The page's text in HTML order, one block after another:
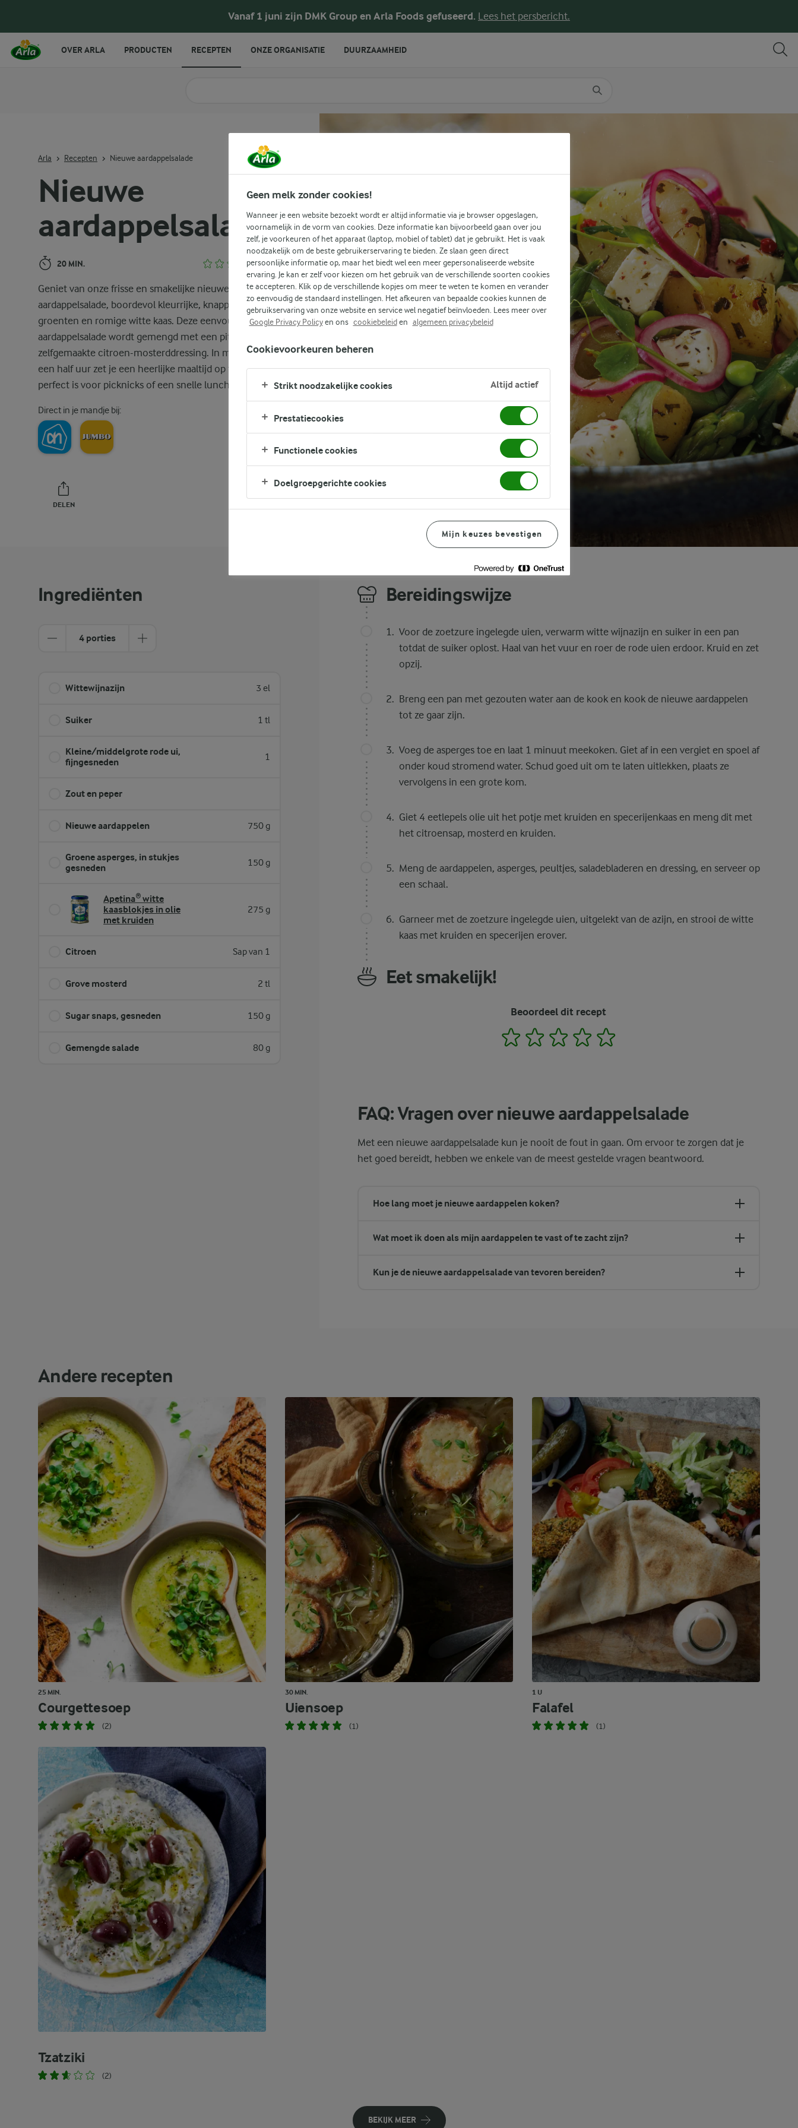
Vanaf 1 juni zijn DMK Group en Arla Foods gefuseerd. Lees het persbericht.
Nieuwe
aardappelsalade
20 MIN. (0)
Geniet van onze frisse en smakelijke nieuwe
aardappelsalade, boordevol kleurrijke, knapperige
groenten en romige witte kaas. Deze eenvoudige
aardappelsalade wordt gemengd met een pittige
zelfgemaakte citroen-mosterddressing. In minder dan
een half uur zet je een heerlijke maaltijd op tafel die
perfect is voor picknicks of een snelle lunch.
Direct in je mandje bij:
DELEN
Arla Recepten Nieuwe aardappelsalade
Ingrediënten
4 porties
Wittewijnazijn 3 el
Suiker 1 tl
Kleine/middelgrote rode ui,
fijngesneden
1
Zout en peper
Nieuwe aardappelen 750 g
Groene asperges, in stukjes
gesneden
150 g
Apetina® witte
kaasblokjes in olie
met kruiden
275 g
Citroen Sap van 1
Grove mosterd 2 tl
Sugar snaps, gesneden 150 g
Gemengde salade 80 g
Bereidingswijze
Voor de zoetzure ingelegde uien, verwarm witte wijnazijn en suiker in een pan
totdat de suiker oplost. Haal van het vuur en roer de rode uien erdoor. Kruid en zet
opzij.
Breng een pan met gezouten water aan de kook en kook de nieuwe aardappelen
tot ze gaar zijn.
Voeg de asperges toe en laat 1 minuut meekoken. Giet af in een vergiet en spoel af
onder koud stromend water. Schud goed uit om te laten uitlekken, plaats ze
vervolgens in een grote kom.
Giet 4 eetlepels olie uit het potje met kruiden en specerijenkaas en meng dit met
het citroensap, mosterd en kruiden.
Meng de aardappelen, asperges, peultjes, saladebladeren en dressing, en serveer op
een schaal.
Garneer met de zoetzure ingelegde uien, uitgelekt van de azijn, en strooi de witte
kaas met kruiden en specerijen erover.
Eet smakelijk!
Beoordeel dit recept
1 2 3 4
FAQ: Vragen over nieuwe aardappelsalade
Met een nieuwe aardappelsalade kun je nooit de fout in gaan. Om ervoor te zorgen dat je
het goed bereidt, hebben we enkele van de meest gestelde vragen beantwoord.
Hoe lang moet je nieuwe aardappelen koken?
Wat moet ik doen als mijn aardappelen te vast of te zacht zijn?
Kun je de nieuwe aardappelsalade van tevoren bereiden?
Andere recepten
25 MIN.
Courgettesoep
(2)
30 MIN.
Uiensoep
(1)
1 U
Falafel
(1)
Tzatziki
(2)
BEKIJK MEER
OVER ARLA PRODUCTEN RECEPTEN ONZE ORGANISATIE DUURZAAMHEID
Geen melk zonder cookies!
Wanneer je een website bezoekt wordt er altijd informatie via je browser opgeslagen,
voornamelijk in de vorm van cookies. Deze informatie kan bijvoorbeeld gaan over jou
zelf, je voorkeuren of het apparaat (laptop, mobiel of tablet) dat je gebruikt. Het is vaak
noodzakelijk om de beste gebruikerservaring te bieden. Ze slaan geen direct
persoonlijke informatie op, maar het biedt wel een meer gepersonaliseerde website
ervaring. Je kan er zelf voor kiezen om het gebruik van de verschillende soorten cookies
te accepteren. Klik op de verschillende kopjes om meer te weten te komen en verander
zo eenvoudig de standaard instellingen. Het afkeuren van bepaalde cookies kunnen de
gebruikservaring van onze website en service wel negatief beïnvloeden. Lees meer over
Google Privacy Policyen ons cookiebeleiden algemeen privacybeleid
Cookievoorkeuren beheren
Strikt noodzakelijke cookies Altijd actief
Prestatiecookies
Functionele cookies
Doelgroepgerichte cookies
Mijn keuzes bevestigen